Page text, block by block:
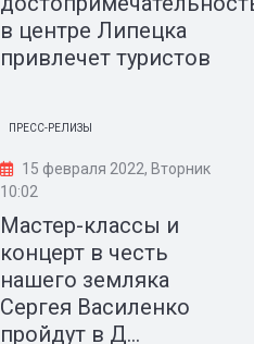
в центре Липецка
привлечет туристов
ПРЕСС-РЕЛИЗЫ
15 февраля 2022, Вторник
10:02
Мастер-классы и
концерт в честь
нашего земляка
Сергея Василенко
пройдут в Д...